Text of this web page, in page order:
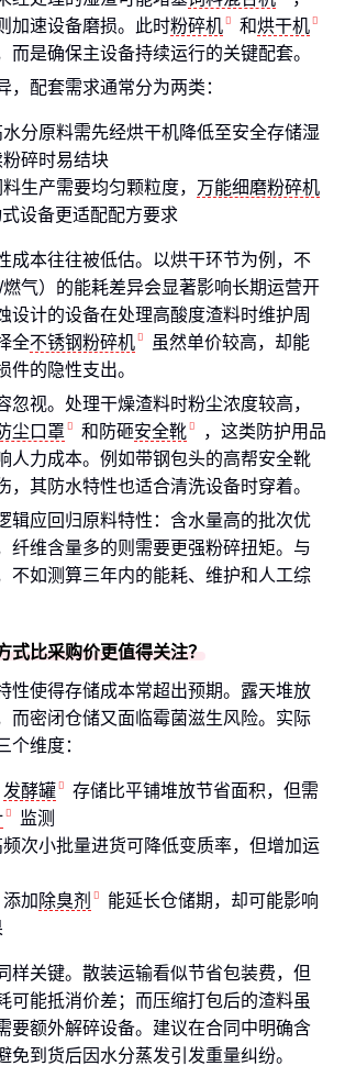
加速设备磨损。此时粉碎机 和烘干机
而是确保主设备持续运行的关键配套。
，配套需求通常分为两类：
分原料需先经烘干机降低至安全存储湿
碎时易结块
生产需要均匀颗粒度， 万能细磨粉碎机
设备更适配配方要求
成本往往被低估。以烘干环节为例，不
燃气）的能耗差异会显著影响长期运营开
设计的设备在处理高酸度渣料时维护周
全不锈钢粉碎机
虽然单价较高，却能
件的隐性支出。
忽视。处理干燥渣料时粉尘浓度较高，
尘口罩 和防砸安全靴
，这类防护用品
人力成本。例如带钢包头的高帮安全靴
，其防水特性也适合清洗设备时穿着。
辑应回归原料特性：含水量高的批次优
纤维含量多的则需要更强粉碎扭矩。与
不如测算三年内的能耗、维护和人工综
式比采购价更值得关注？
性使得存储成本常超出预期。露天堆放
而密闭仓储又面临霉菌滋生风险。实际
个维度：
发酵罐
存储比平铺堆放节省面积，但需
监测
次小批量进货可降低变质率，但增加运
加 除臭剂
能延长仓储期，却可能影响
样关键。散装运输看似节省包装费，但
可能抵消价差；而压缩打包后的渣料虽
要额外解碎设备。建议在合同中明确含
免到货后因水分蒸发引发重量纠纷。